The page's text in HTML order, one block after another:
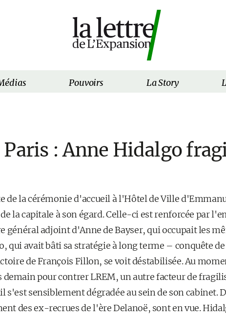
Pouvoirs La Story
: Anne Hidalgo
de la cérémonie d'accueil à l'Hôtel de Ville
la capitale à son égard. Celle-ci est renforcée par
général adjoint d'Anne de Bayser, qui occupait les
qui avait bâti sa stratégie à long terme – conquête
de François Fillon, se voit déstabilisée. Au
demain pour contrer LREM, un autre facteur de
s'est sensiblement dégradée au sein de son cabinet.
des ex-recrues de l'ère Delanoë, sont en vue.